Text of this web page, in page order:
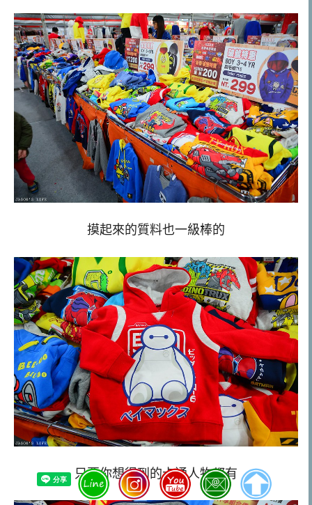
摸起來的質料也一級棒的
只要你想得到的卡通人物都有